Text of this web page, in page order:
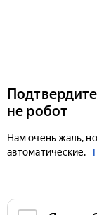
не робот
Нам очень жаль,
автоматические.